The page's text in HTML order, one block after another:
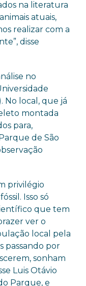
na literatura
atuais,
realizar com a
disse
no
No local, que já
montada
para,
de São
privilégio
Isso só
que tem
ver o
local pela
passando por
sonham
Luis Otávio
Parque, e